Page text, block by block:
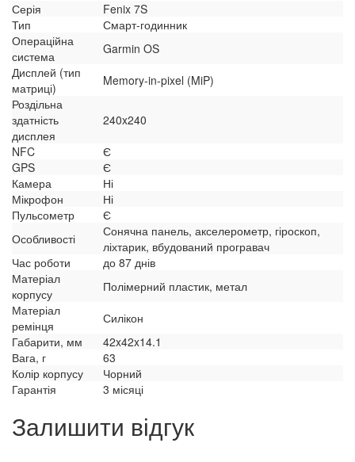
Серія
Fenix 7S
Тип
Смарт-годинник
Операційна
система
Garmin OS
Дисплей (тип
матриці)
Memory-in-pixel (MiP)
Роздільна
здатність
дисплея
240x240
NFC
Є
GPS
Є
Камера
Ні
Мікрофон
Ні
Пульсометр
Є
Особливості
Сонячна панель, акселерометр, гіроскоп,
ліхтарик, вбудований програвач
Час роботи
до 87 днів
Матеріал
корпусу
Полімерний пластик, метал
Матеріал
ремінця
Силікон
Габарити, мм
42x42x14.1
Вага, г
63
Колір корпусу
Чорний
Гарантія
3 місяці
Залишити відгук